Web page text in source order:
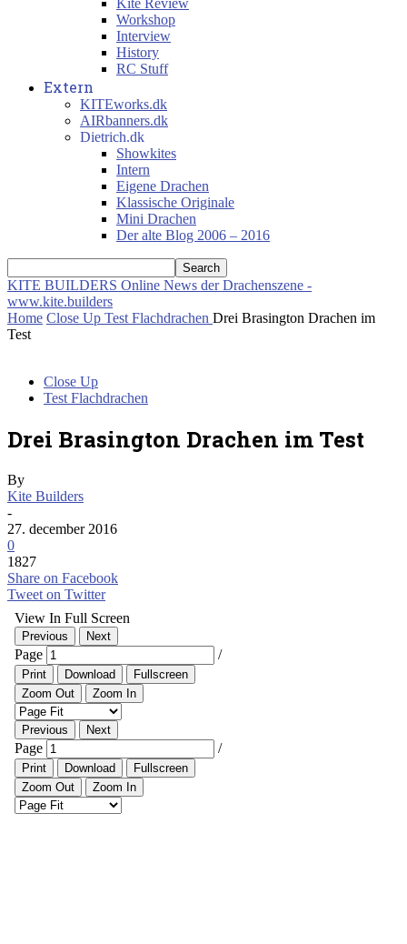
Kite Review
Workshop
Interview
History
RC Stuff
Extern
KITEworks.dk
AIRbanners.dk
Dietrich.dk
Showkites
Intern
Eigene Drachen
Klassische Originale
Mini Drachen
Der alte Blog 2006 – 2016
KITE BUILDERS Online News der Drachenszene -
www.kite.builders
Home Close Up Test Flachdrachen Drei Brasington Drachen im
Test
Close Up
Test Flachdrachen
Drei Brasington Drachen im Test
By
Kite Builders
-
27. december 2016
0
1827
Share on Facebook
Tweet on Twitter